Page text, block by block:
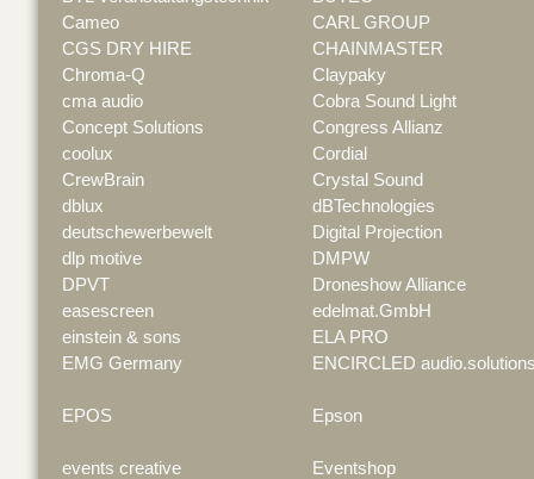
Cameo
CARL GROUP
CGS DRY HIRE
CHAINMASTER
Chroma-Q
Claypaky
cma audio
Cobra Sound Light
Concept Solutions
Congress Allianz
coolux
Cordial
CrewBrain
Crystal Sound
dblux
dBTechnologies
deutschewerbewelt
Digital Projection
dlp motive
DMPW
DPVT
Droneshow Alliance
easescreen
edelmat.GmbH
einstein & sons
ELA PRO
EMG Germany
ENCIRCLED audio.solutions
EPOS
Epson
events creative
Eventshop